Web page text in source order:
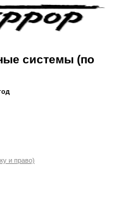
системы (по
и право)